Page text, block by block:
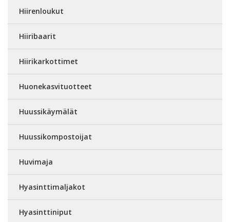
Hiirenloukut
Hiiribaarit
Hiirikarkottimet
Huonekasvituotteet
Huussikäymälät
Huussikompostoijat
Huvimaja
Hyasinttimaljakot
Hyasinttiniput